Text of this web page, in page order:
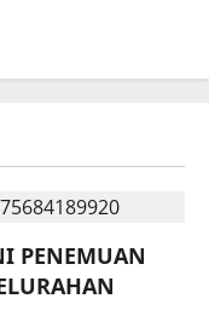
PENEMUAN